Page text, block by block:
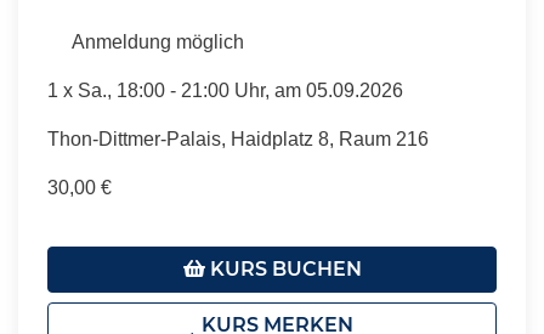
Anmeldung möglich
1 x Sa., 18:00 - 21:00 Uhr, am 05.09.2026
Thon-Dittmer-Palais, Haidplatz 8, Raum 216
30,00 €
KURS BUCHEN
KURS MERKEN